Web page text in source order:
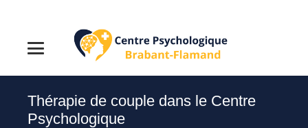
Thérapie de couple dans le Centre
Psychologique